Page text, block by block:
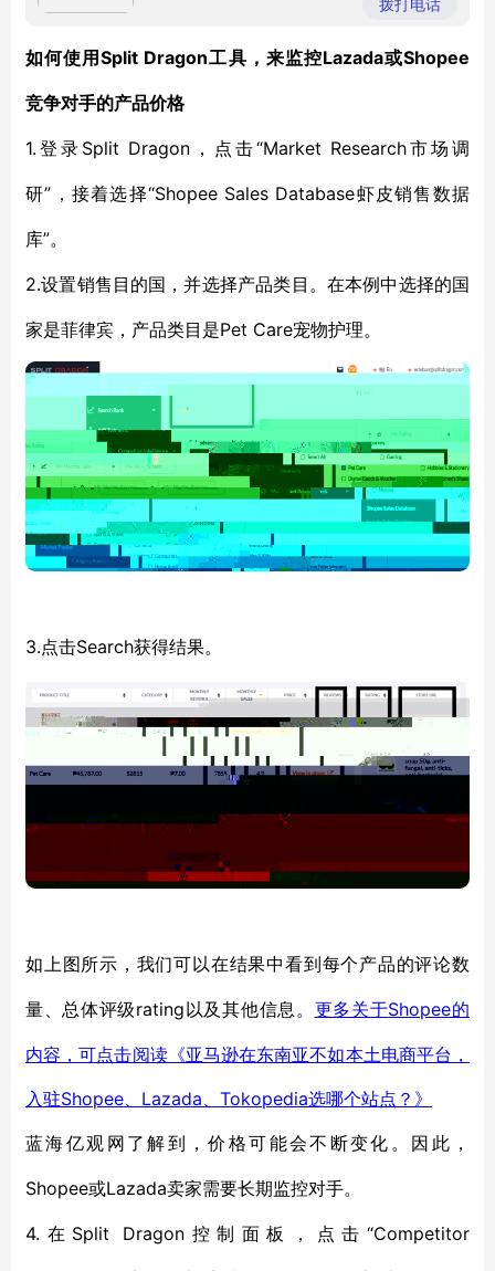
拨打电话
如何使用Split Dragon工具，来监控Lazada或Shopee
竞争对手的产品价格
1. 登录 Split Dragon ，点击“Market Research市场调
研”，接着选择“Shopee Sales Database虾皮销售数据
库”。
2.设置销售目的国，并选择产品类目。在本例中选择的国
家是菲律宾，产品类目 是Pet Care宠物护理。
3.点击Search获得结果。
如上图所示，我们可以在结果中看到 每个产品的评论数
量 总体评级rating 以及其他信息。 更多关于Shopee的
内容，可点击阅读《亚马逊在东南亚不如本土电商平台，
入驻Shopee、Lazada、Tokopedia选哪个站点？》
蓝海亿观网了解到，价格可能会不断变化。 因此，
Shopee或Lazada卖家需要长期监控对手。
4.在Split Dragon控制面板，点击“Competitor